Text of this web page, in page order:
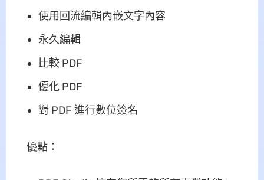
使用回流編輯內嵌文字內容
永久編輯
比較 PDF
優化 PDF
對 PDF 進行數位簽名
優點：